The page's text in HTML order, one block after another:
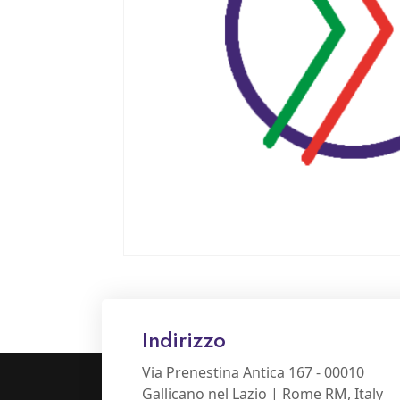
Indirizzo
Via Prenestina Antica 167 - 00010
Gallicano nel Lazio | Rome RM, Italy